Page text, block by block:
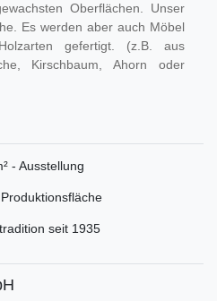
Oberflächen. Unser
Es werden aber auch Möbel
gefertigt. (z.B. aus
Kirschbaum, Ahorn oder
- Ausstellung
seit 1935